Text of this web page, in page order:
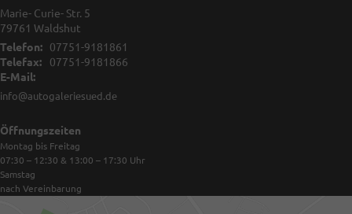
Marie- Curie- Str. 5
79761 Waldshut
Telefon:
07751-9181861
Telefax:
07751-9181866
E-Mail:
info@autogaleriesued.de
Öffnungszeiten
Montag bis Freitag
07:30 – 12:30 & 13:00 – 17:30 Uhr
Samstag
nach Vereinbarung